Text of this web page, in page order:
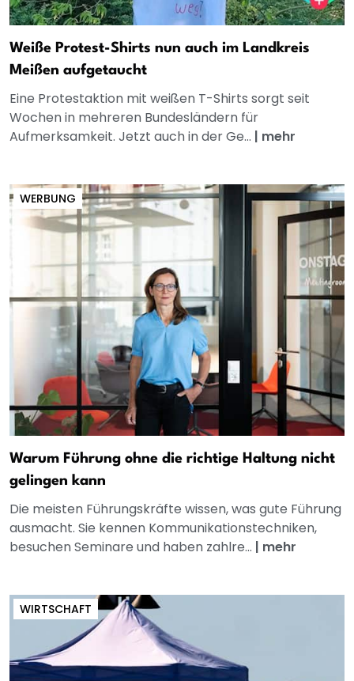
Weiße Protest-Shirts nun auch im Landkreis
Meißen aufgetaucht
Eine Protestaktion mit weißen T-Shirts sorgt seit
Wochen in mehreren Bundesländern für
Aufmerksamkeit. Jetzt auch in der Ge... | mehr
WERBUNG
Warum Führung ohne die richtige Haltung nicht
gelingen kann
Die meisten Führungskräfte wissen, was gute Führung
ausmacht. Sie kennen Kommunikationstechniken,
besuchen Seminare und haben zahlre... | mehr
WIRTSCHAFT